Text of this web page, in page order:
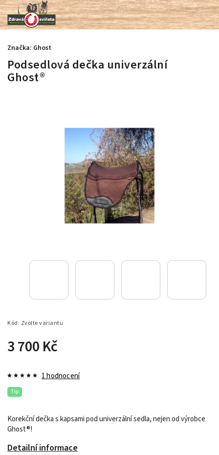
Podsedlová dečka univerzální
Ghost®
Kód: Zvolte variantu
3 700 Kč
Tip
1 hodnocení
Korekční dečka s kapsami pod univerzální sedla, nejen od výrobce
Ghost®!
Detailní informace
Značka: Ghost